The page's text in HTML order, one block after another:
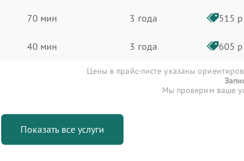
70 мин 3 года 515 р
40 мин 3 года 605 р
Цены в прайс-листе указаны
Мы проверим ваше
Показать все услуги